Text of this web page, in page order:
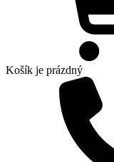
Košík je prázdný